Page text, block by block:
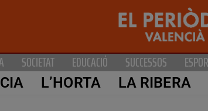
SOCIETAT EDUCACIÓ SUCCESSOS
L’HORTA LA RIBERA